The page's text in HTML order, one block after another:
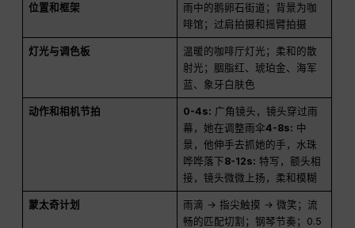
位置和框架
雨中的鹅卵石街道；背景为咖
啡馆；过肩拍摄和摇臂拍摄
灯光与调色板
温暖的咖啡厅灯光；柔和的散
射光；胭脂红、琥珀金、海军
蓝、象牙白肤色
动作和相机节拍 0-4s: 广角镜头，镜头穿过雨
幕，她在调整雨伞4-8s: 中
景，他伸手去抓她的手，水珠
哗哗落下8-12s: 特写，额头相
接，镜头微微上扬，柔和模糊
蒙太奇计划
雨滴 → 指尖触摸 → 微笑；流
畅的匹配切割；钢琴节奏；0.5